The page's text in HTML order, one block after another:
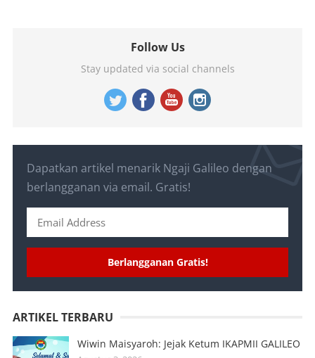
Follow Us
Stay updated via social channels
Dapatkan artikel menarik Ngaji Galileo dengan
berlangganan via email. Gratis!
Berlangganan Gratis!
ARTIKEL TERBARU
Wiwin Maisyaroh: Jejak Ketum IKAPMII GALILEO